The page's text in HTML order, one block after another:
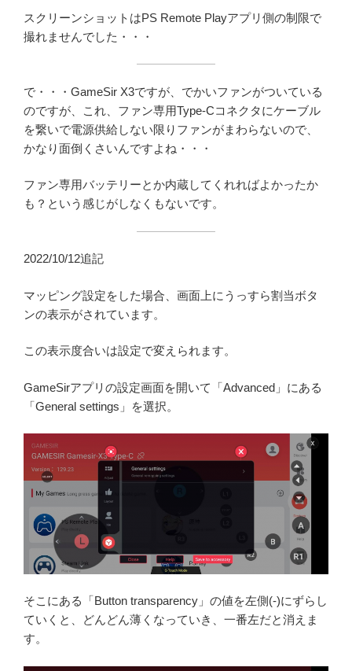
スクリーンショットはPS Remote Playアプリ側の制限で
撮れませんでした・・・
で・・・GameSir X3ですが、でかいファンがついている
のですが、これ、ファン専用Type-Cコネクタにケーブル
を繋いで電源供給しない限りファンがまわらないので、
かなり面倒くさいんですよね・・・
ファン専用バッテリーとか内蔵してくれればよかったか
も？という感じがしなくもないです。
2022/10/12追記
マッピング設定をした場合、画面上にうっすら割当ボタ
ンの表示がされています。
この表示度合いは設定で変えられます。
GameSirアプリの設定画面を開いて「Advanced」にある
「General settings」を選択。
そこにある「Button transparency」の値を左側(-)にずらし
ていくと、どんどん薄くなっていき、一番左だと消えま
す。